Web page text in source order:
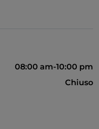
08:00 am-10:00 pm
Chiuso